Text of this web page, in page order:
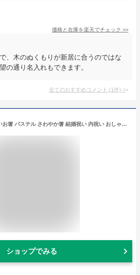
価格と在庫を楽天でチェック >>
、木のぬくもりが新居に合うのではな
の通り名入れもできます。
全てのおすすめコメント (1件) >
名入れ箸 かわいいお箸 パステル さわやか箸 結婚祝い 内祝い おしゃれ夫婦箸 ギフト マイ箸（ペア箸セット）
ショップでみる